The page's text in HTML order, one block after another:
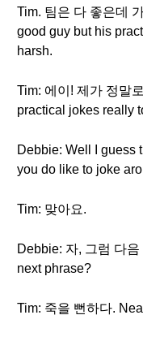
Tim. 팀은 다 좋은데
good guy but his
harsh.
Tim: 에이! 제가 정말
practical jokes really
Debbie: Well I guess
you do like to joke
Tim: 맞아요.
Debbie: 자, 그럼 다
next phrase?
Tim: 죽을 뻔하다.